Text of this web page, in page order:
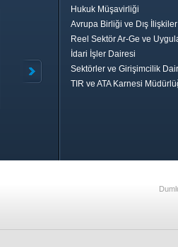
Hukuk Müşavirliği
Avrupa Birliği ve Dış
Reel Sektör Ar-Ge ve
İdari İşler Dairesi
Sektörler ve Girişimcilik
TIR ve ATA Karnesi